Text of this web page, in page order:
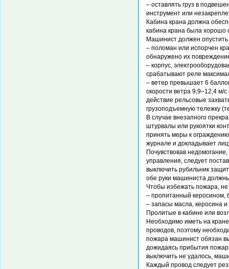
– оставлять груз в
инструмент или
Кабина крана должна
кабина крана была хорошо
Машинист должен опустить
– поломан или испорчен
обнаружено их
– корпус,
срабатывают реле
– ветер превышает 6
скорости ветра 9,9–12,4 м/
действие рельсовые
грузоподъемную тележку
В случае внезапного
штурвалы или рукоятки
принять меры к
журнале и докладывает
Почувствовав
управления, следует
выключить рубильник
обе руки машиниста
Чтобы избежать пожара,
– пропитанный керосином,
– запасы масла, керосина
Пролитые в кабине или
Необходимо иметь на
проводов, поэтому
пожара машинист обязан
дожидаясь прибытия
выключить не удалось,
Каждый провод следует